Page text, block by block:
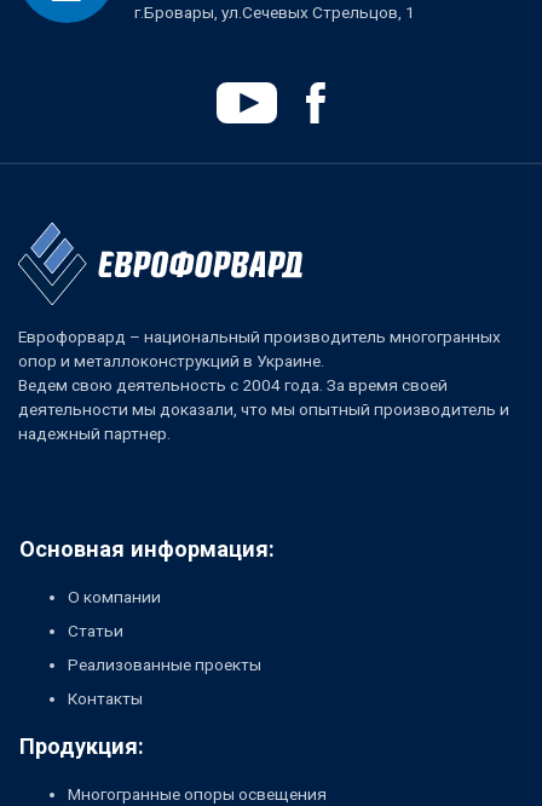
г.Бровары, ул.Сечевых Стрельцов, 1
Еврофорвард – национальный производитель многогранных
опор и металлоконструкций в Украине.
Ведем свою деятельность с 2004 года. За время своей
деятельности мы доказали, что мы опытный производитель и
надежный партнер.
Основная информация:
О компании
Статьи
Реализованные проекты
Контакты
Продукция:
Многогранные опоры освещения